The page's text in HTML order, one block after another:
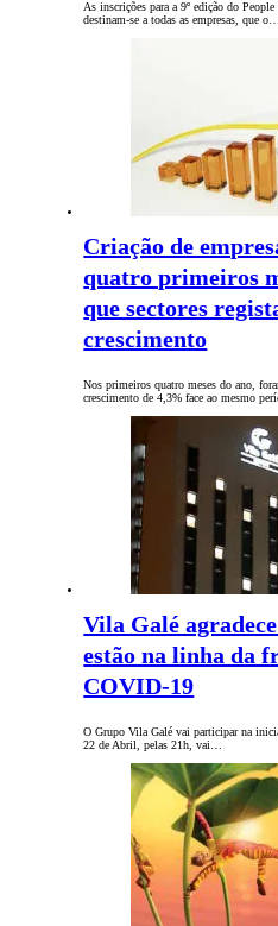
As inscrições para a 9º edição do
destinam-se a todas as empresas, que o…
Criação de
quatro primeiros
que sectores
crescimento
Nos primeiros quatro meses do ano,
crescimento de 4,3% face ao mesmo
Vila Galé
estão na linha da
COVID-19
O Grupo Vila Galé vai participar na
22 de Abril, pelas 21h, vai…